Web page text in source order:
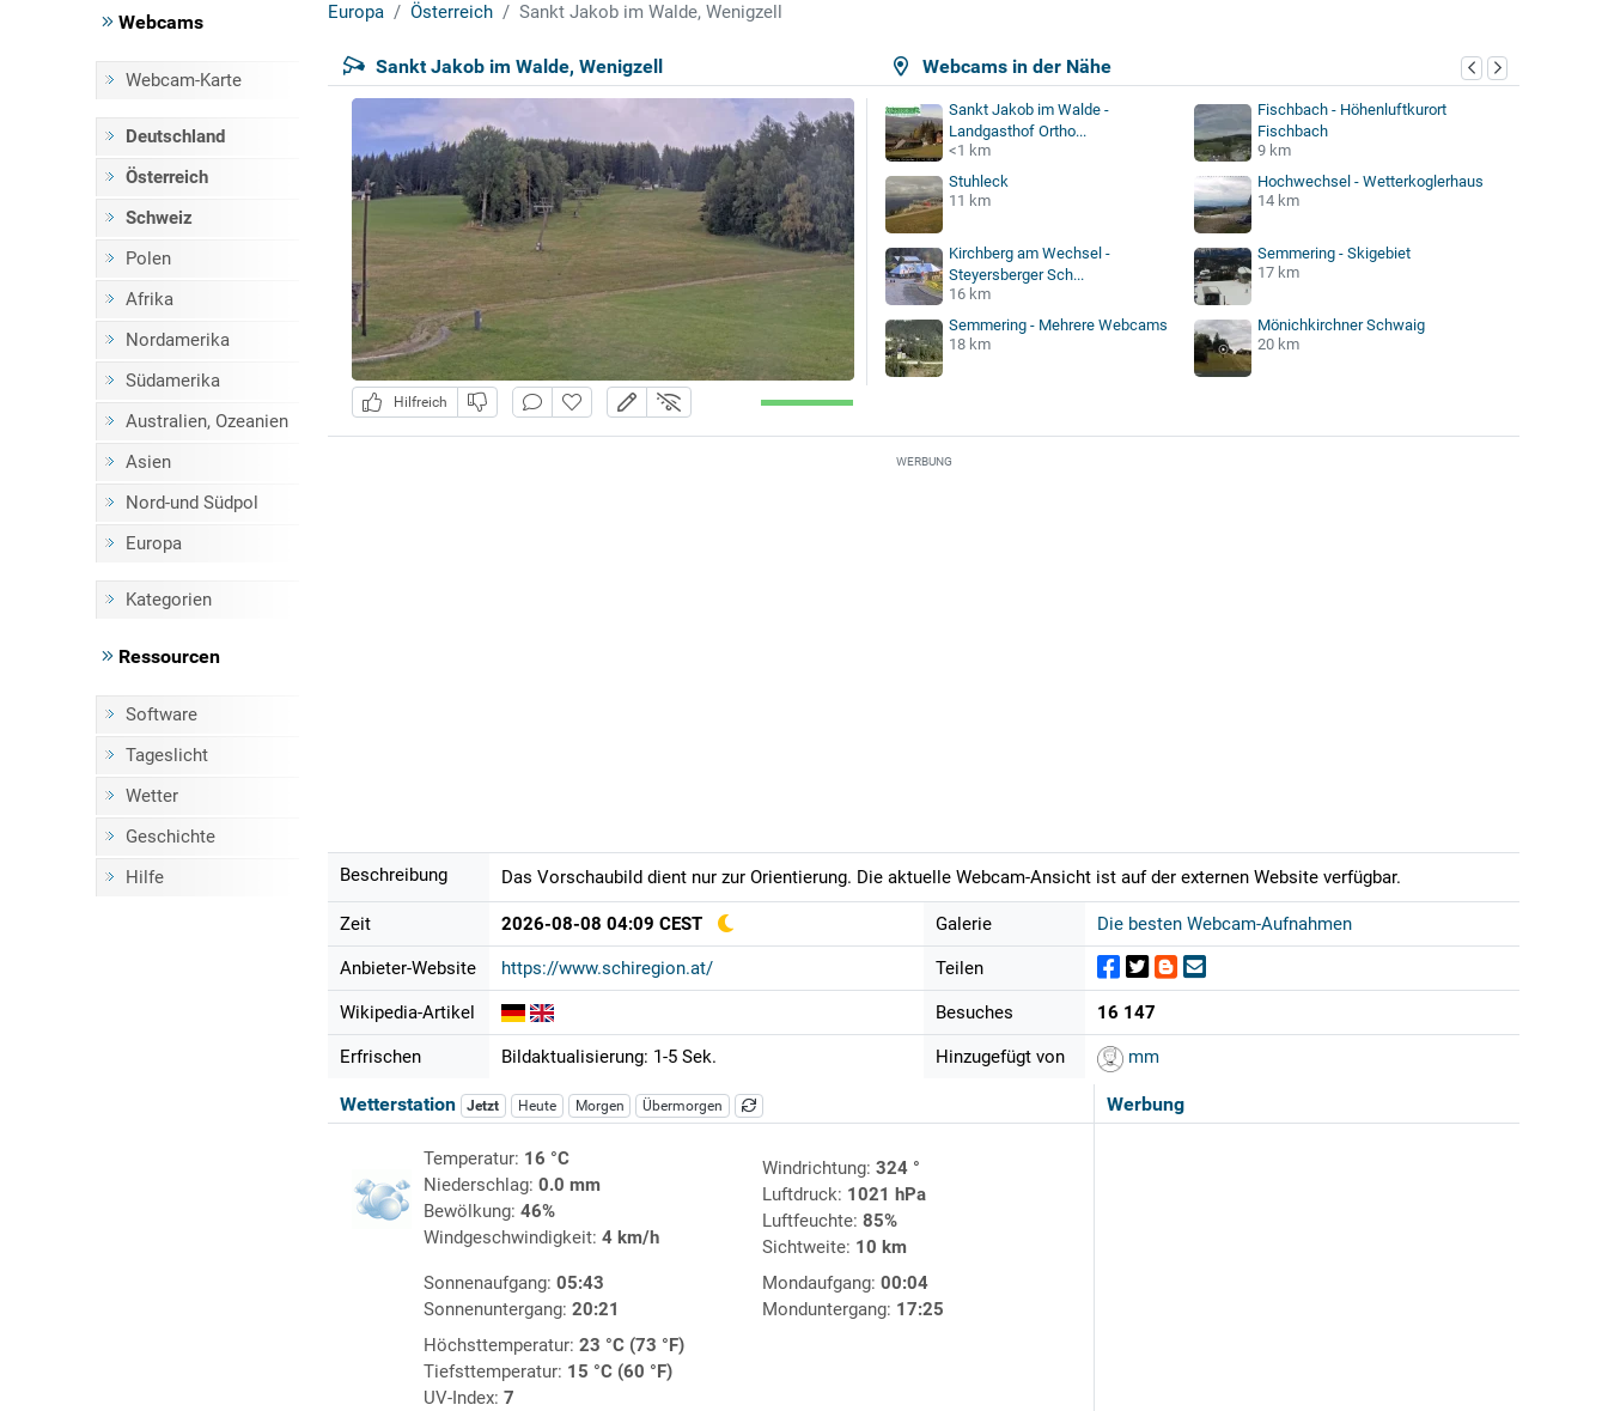
Webcams
Webcam-Karte
Deutschland
Österreich
Schweiz
Polen
Afrika
Nordamerika
Südamerika
Australien, Ozeanien
Asien
Nord-und Südpol
Europa
Kategorien
Ressourcen
Software
Tageslicht
Wetter
Geschichte
Hilfe
Europa Österreich Sankt Jakob im Walde, Wenigzell
Webcams in der Nähe
Sankt Jakob im Walde, Wenigzell
Hilfreich
Sankt Jakob im Walde -
Landgasthof Ortho...
<1 km
Fischbach - Höhenluftkurort
Fischbach
9 km
Stuhleck
11 km
Hochwechsel - Wetterkoglerhaus
14 km
Kirchberg am Wechsel -
Steyersberger Sch...
16 km
Semmering - Skigebiet
17 km
Semmering - Mehrere Webcams
18 km
Mönichkirchner Schwaig
20 km
WERBUNG
Beschreibung Das Vorschaubild dient nur zur Orientierung. Die aktuelle Webcam-Ansicht ist auf der externen Website verfügbar.
Zeit 2026-08-08 04:09 CEST
Anbieter-Website https://www.schiregion.at/
Wikipedia-Artikel
Erfrischen Bildaktualisierung: 1-5 Sek.
Galerie Die besten Webcam-Aufnahmen
Teilen
Besuches 16 147
Hinzugefügt von mm
Werbung
Wetterstation Jetzt Heute Morgen Übermorgen
Temperatur: 16 °C
Niederschlag: 0.0 mm
Bewölkung: 46%
Windgeschwindigkeit: 4 km/h
Windrichtung: 324 °
Luftdruck: 1021 hPa
Luftfeuchte: 85%
Sichtweite: 10 km
Sonnenaufgang: 05:43
Sonnenuntergang: 20:21
Mondaufgang: 00:04
Monduntergang: 17:25
Höchsttemperatur: 23 °C (73 °F)
Tiefsttemperatur: 15 °C (60 °F)
UV-Index: 7